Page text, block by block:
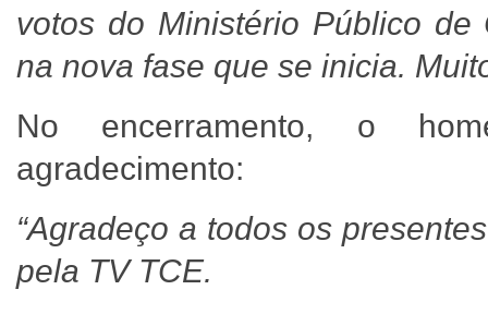
votos do Ministério Público
na nova fase que se inicia.
No encerramento, o
agradecimento:
“Agradeço a todos os
pela TV TCE.